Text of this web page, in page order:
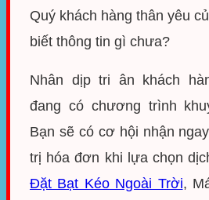
Quý khách hàng thân yêu
biết thông tin gì chưa?
Nhân dịp tri ân khách
đang có chương trình
Bạn sẽ có cơ hội nhận
trị hóa đơn khi lựa chọn
Đặt Bạt Kéo Ngoài Trời,